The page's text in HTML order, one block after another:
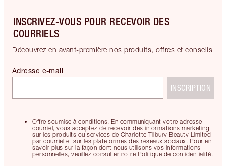
INSCRIVEZ-VOUS POUR RECEVOIR DES
COURRIELS
Découvrez en avant-première nos produits, offres et conseils
Offre soumise à conditions. En communiquant votre adresse
courriel, vous acceptez de recevoir des informations marketing
sur les produits ou services de Charlotte Tilbury Beauty Limited
par courriel et sur les plateformes des réseaux sociaux. Pour en
savoir plus sur la façon dont nous utilisons vos informations
personnelles, veuillez consulter notre Politique de confidentialité.
Adresse e-mail
INSCRIPTION